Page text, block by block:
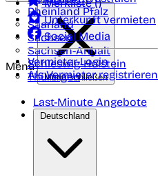
Rheinland Pfalz
Saarland
Sachsen
Sachsen-Anhalt
Schleswig-Holstein
Thüringen
Merkliste ()
Unterkunft vermieten
Social Media
Vermieter-Login
Als Vermieter registrieren
Menü
Menü schließen
Last-Minute Angebote
Deutschland